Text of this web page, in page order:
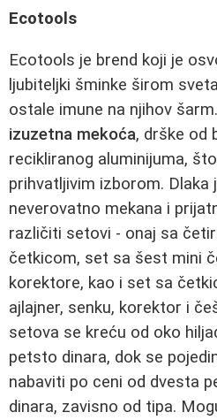
Ecotools
Ecotools je brend koji je
ljubiteljki šminke širom
ostale imune na njihov
izuzetna mekoća, drške od
recikliranog aluminijuma,
prihvatljivim izborom. Dlaka
neverovatno mekana i
različiti setovi - onaj sa
četkicom, set sa šest mini
korektore, kao i set sa
ajlajner, senku, korektor i
setova se kreću od oko
petsto dinara, dok se
nabaviti po ceni od dvesta
dinara, zavisno od tipa.